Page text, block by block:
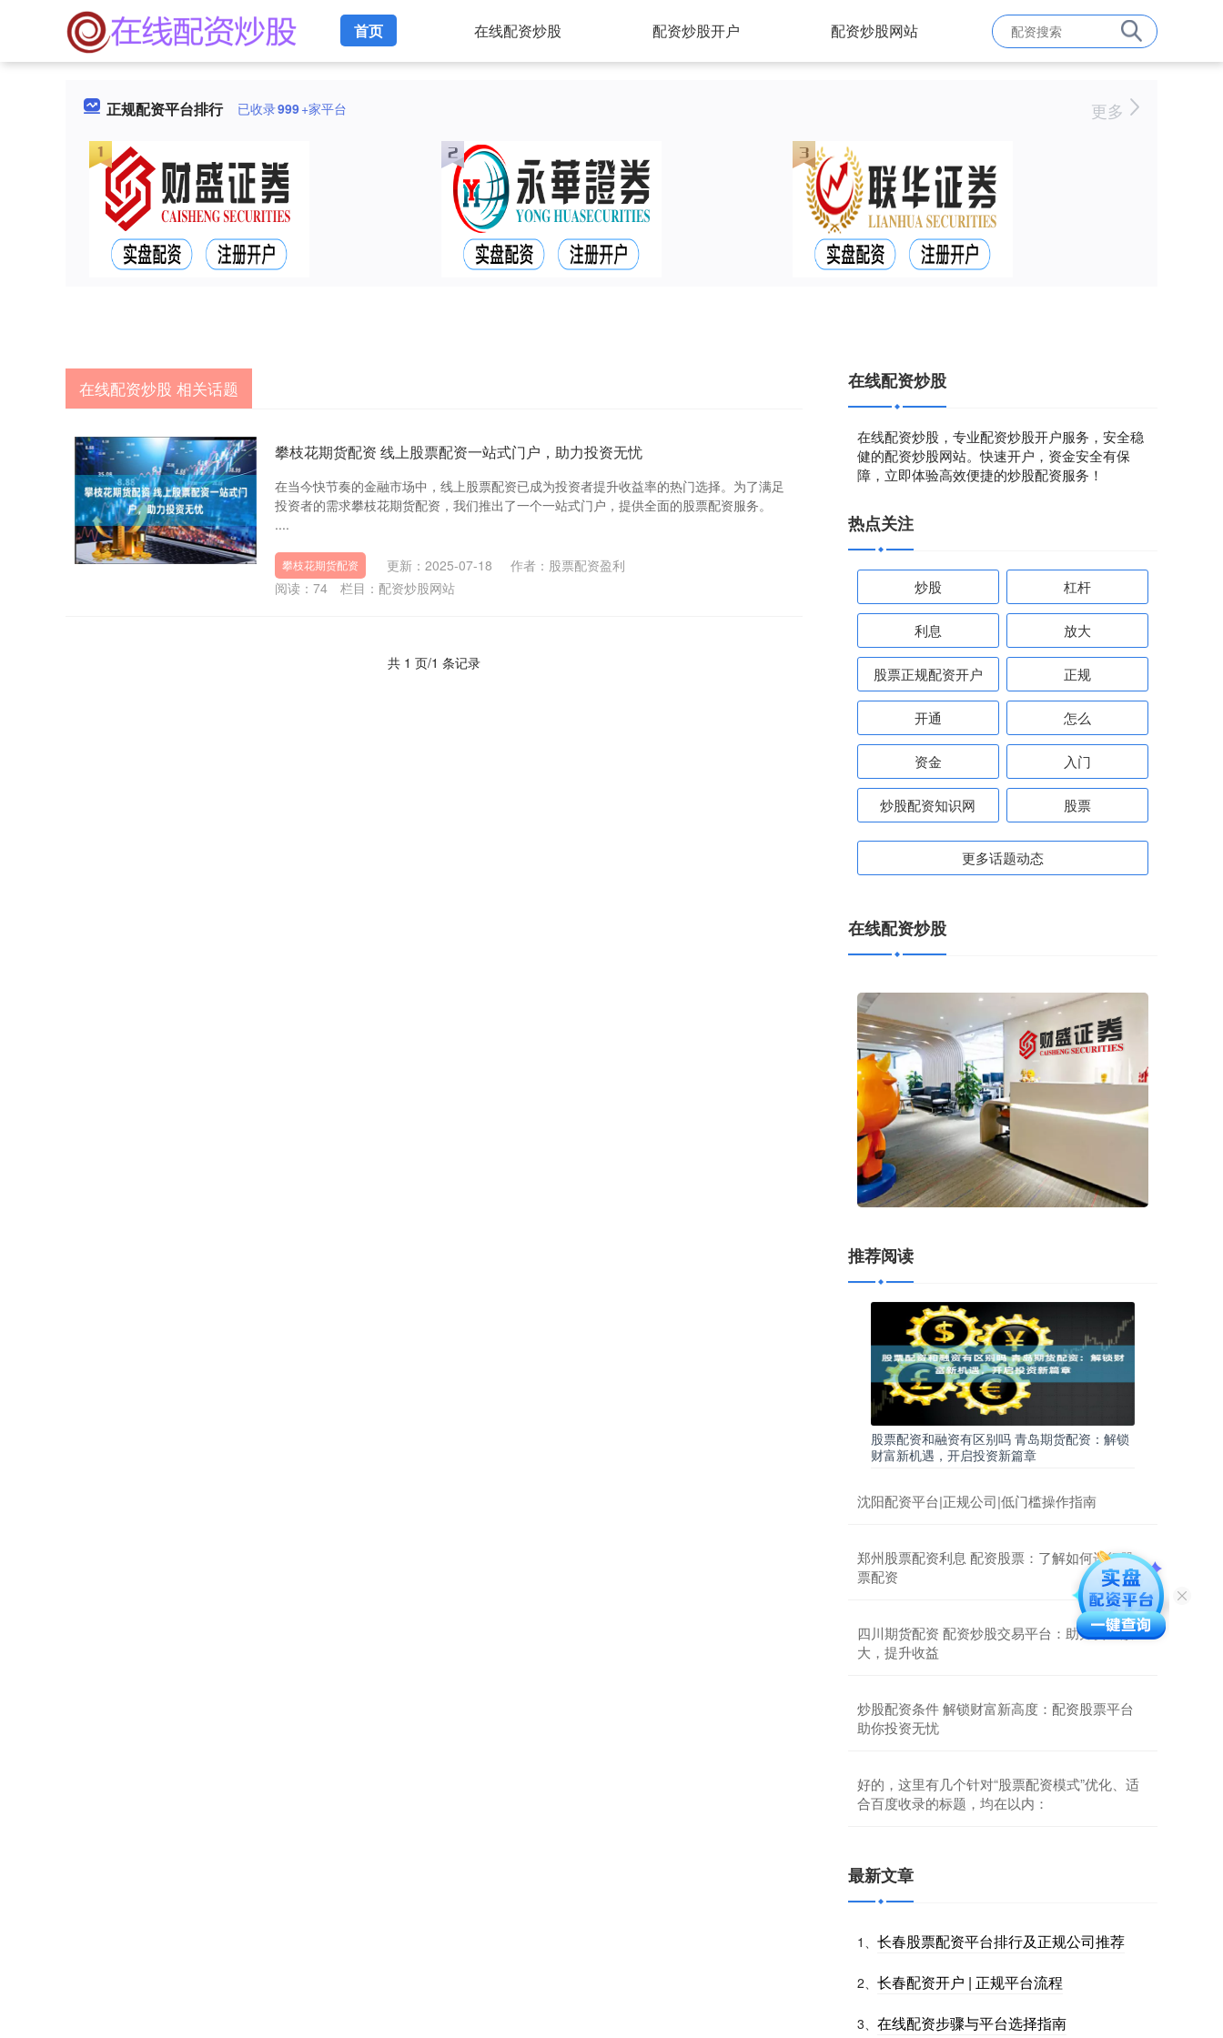
首页 在线配资炒股 配资炒股开户 配资炒股网站
正规配资平台排行 已收录999+家平台 更多
在线配资炒股 相关话题
攀枝花期货配资 线上股票配资一站式门户，助力投资无忧
在当今快节奏的金融市场中，线上股票配资已成为投资者提升收益率的热门选择。为了满足
投资者的需求攀枝花期货配资，我们推出了一个一站式门户，提供全面的股票配资服务。
....
攀枝花期货配资 更新：2025-07-18
作者：股票配资盈利
阅读： 74 栏目： 配资炒股网站
共 1 页/1 条记录
在线配资炒股
在线配资炒股，专业配资炒股开户服务，安全稳
健的配资炒股网站。快速开户，资金安全有保
障，立即体验高效便捷的炒股配资服务！
热点关注
炒股 杠杆
利息 放大
股票正规配资开户 正规
开通 怎么
资金 入门
炒股配资知识网 股票
更多话题动态
在线配资炒股
推荐阅读
股票配资和融资有区别吗 青岛期货配资：解锁
财富新机遇，开启投资新篇章
沈阳配资平台|正规公司|低门槛操作指南
郑州股票配资利息 配资股票：了解如何进行股
票配资
四川期货配资 配资炒股交易平台：助力资金放
大，提升收益
炒股配资条件 解锁财富新高度：配资股票平台
助你投资无忧
好的，这里有几个针对“股票配资模式”优化、适
合百度收录的标题，均在以内：
最新文章
1、 长春股票配资平台排行及正规公司推荐
2、 长春配资开户 | 正规平台流程
3、 在线配资步骤与平台选择指南